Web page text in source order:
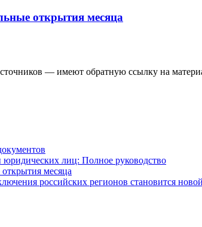
открытия месяца
— имеют обратную ссылку на
лиц: Полное руководство
месяца
российских регионов становится